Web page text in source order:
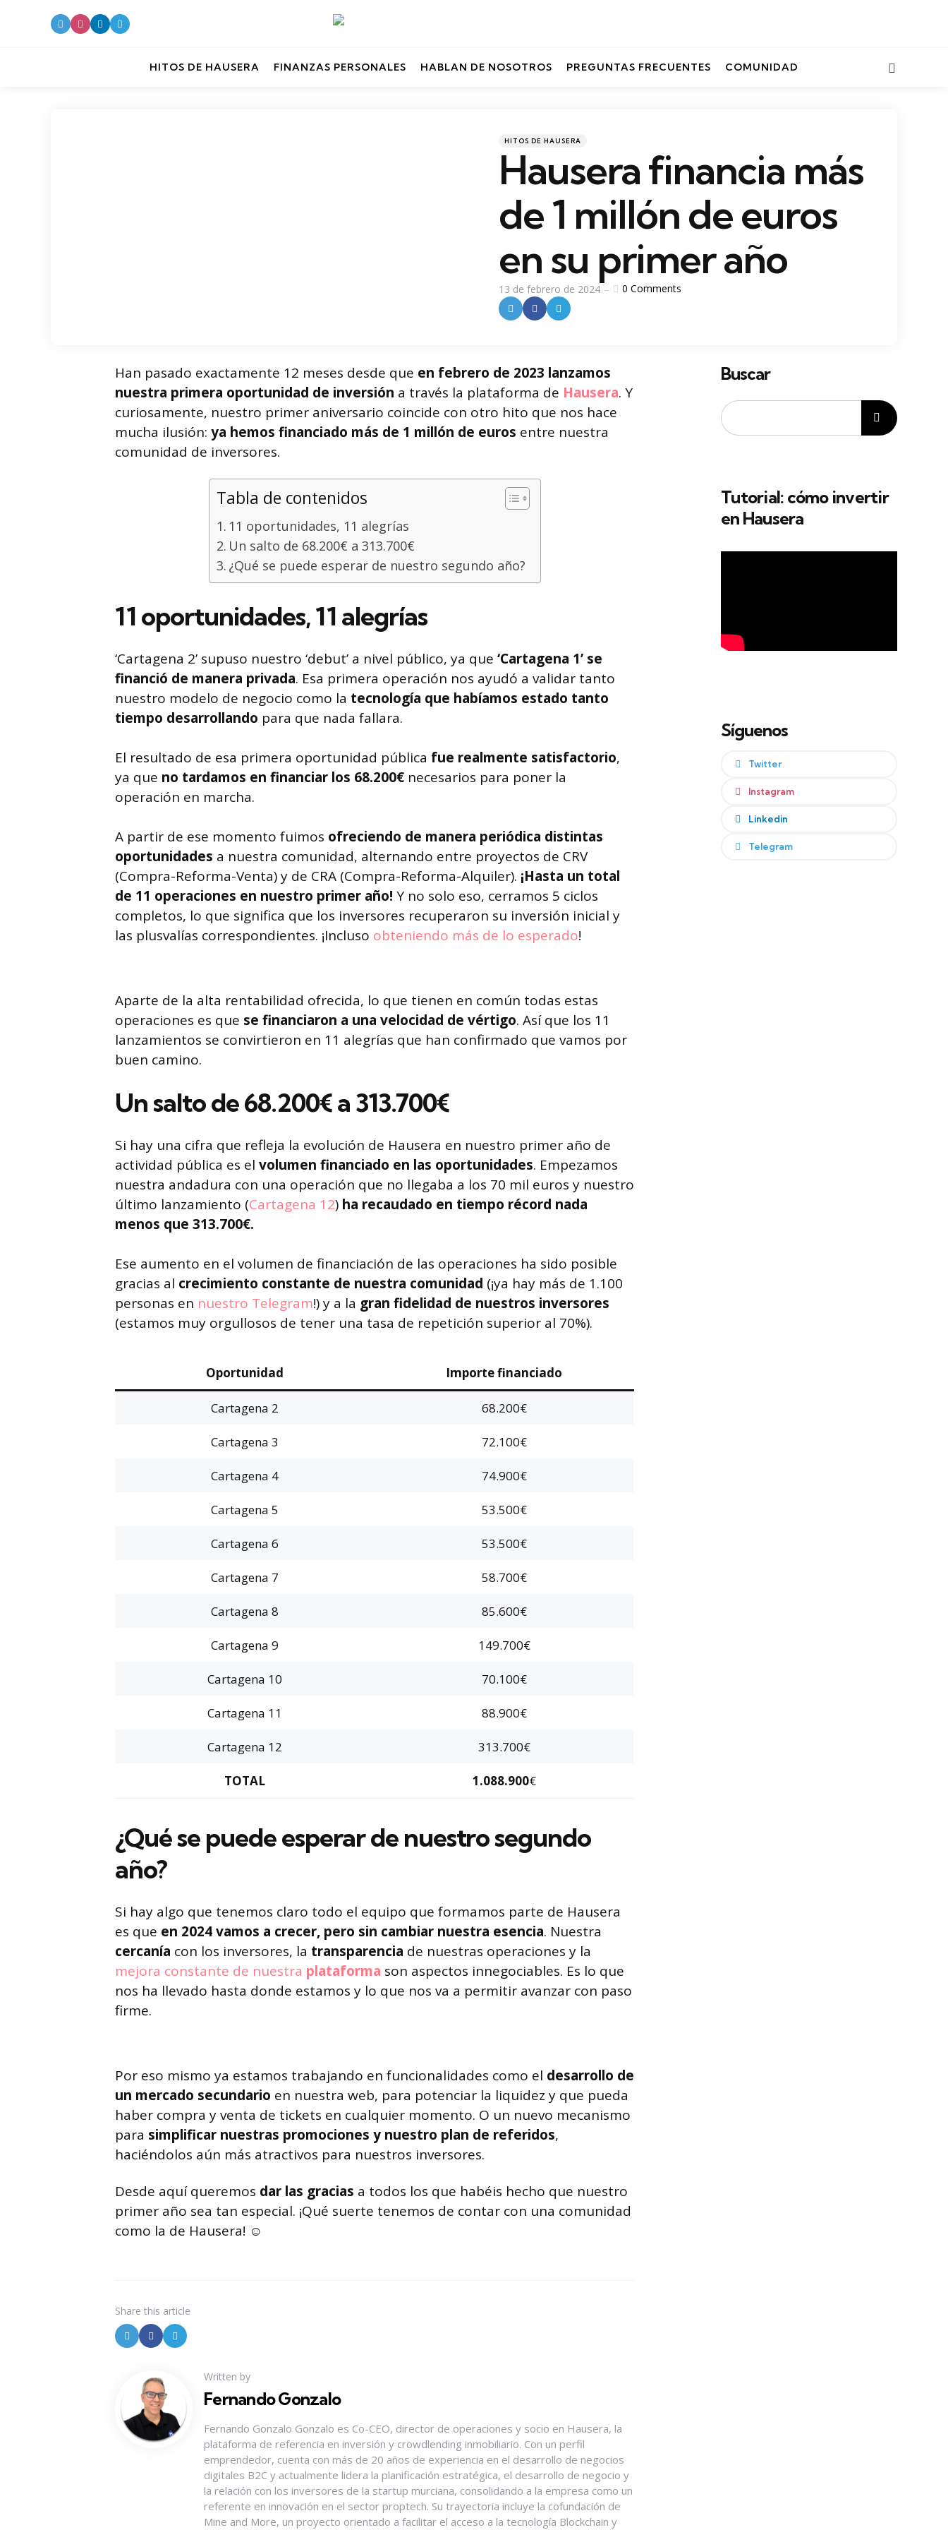
HITOS DE HAUSERA FINANZAS PERSONALES HABLAN DE NOSOTROS PREGUNTAS FRECUENTES COMUNIDAD
Categories
Posted
HITOS DE HAUSERA
Hausera financia más
de 1 millón de euros
en su primer año
13 de febrero de 2024 0 Comments
Han pasado exactamente 12 meses desde que en febrero de 2023 lanzamos
nuestra primera oportunidad de inversión a través la plataforma de Hausera. Y
curiosamente, nuestro primer aniversario coincide con otro hito que nos hace
mucha ilusión: ya hemos financiado más de 1 millón de euros entre nuestra
comunidad de inversores.
Tabla de contenidos
11 oportunidades, 11 alegrías
Un salto de 68.200€ a 313.700€
¿Qué se puede esperar de nuestro segundo año?
11 oportunidades, 11 alegrías
‘Cartagena 2’ supuso nuestro ‘debut’ a nivel público, ya que ‘Cartagena 1’ se
financió de manera privada. Esa primera operación nos ayudó a validar tanto
nuestro modelo de negocio como la tecnología que habíamos estado tanto
tiempo desarrollando para que nada fallara.
El resultado de esa primera oportunidad pública fue realmente satisfactorio,
ya que no tardamos en financiar los 68.200€ necesarios para poner la
operación en marcha.
A partir de ese momento fuimos ofreciendo de manera periódica distintas
oportunidades a nuestra comunidad, alternando entre proyectos de CRV
(Compra-Reforma-Venta) y de CRA (Compra-Reforma-Alquiler). ¡Hasta un total
de 11 operaciones en nuestro primer año! Y no solo eso, cerramos 5 ciclos
completos, lo que significa que los inversores recuperaron su inversión inicial y
las plusvalías correspondientes. ¡Incluso obteniendo más de lo esperado!
Aparte de la alta rentabilidad ofrecida, lo que tienen en común todas estas
operaciones es que se financiaron a una velocidad de vértigo. Así que los 11
lanzamientos se convirtieron en 11 alegrías que han confirmado que vamos por
buen camino.
Un salto de 68.200€ a 313.700€
Si hay una cifra que refleja la evolución de Hausera en nuestro primer año de
actividad pública es el volumen financiado en las oportunidades. Empezamos
nuestra andadura con una operación que no llegaba a los 70 mil euros y nuestro
último lanzamiento (Cartagena 12) ha recaudado en tiempo récord nada
menos que 313.700€.
Ese aumento en el volumen de financiación de las operaciones ha sido posible
gracias al crecimiento constante de nuestra comunidad (¡ya hay más de 1.100
personas en nuestro Telegram!) y a la gran fidelidad de nuestros inversores
(estamos muy orgullosos de tener una tasa de repetición superior al 70%).
Oportunidad Importe financiado
Cartagena 2 68.200€
Cartagena 3 72.100€
Cartagena 4 74.900€
Cartagena 5 53.500€
Cartagena 6 53.500€
Cartagena 7 58.700€
Cartagena 8 85.600€
Cartagena 9 149.700€
Cartagena 10 70.100€
Cartagena 11 88.900€
Cartagena 12 313.700€
TOTAL 1.088.900€
¿Qué se puede esperar de nuestro segundo
año?
Si hay algo que tenemos claro todo el equipo que formamos parte de Hausera
es que en 2024 vamos a crecer, pero sin cambiar nuestra esencia. Nuestra
cercanía con los inversores, la transparencia de nuestras operaciones y la
mejora constante de nuestra plataforma son aspectos innegociables. Es lo que
nos ha llevado hasta donde estamos y lo que nos va a permitir avanzar con paso
firme.
Por eso mismo ya estamos trabajando en funcionalidades como el desarrollo de
un mercado secundario en nuestra web, para potenciar la liquidez y que pueda
haber compra y venta de tickets en cualquier momento. O un nuevo mecanismo
para simplificar nuestras promociones y nuestro plan de referidos,
haciéndolos aún más atractivos para nuestros inversores.
Desde aquí queremos dar las gracias a todos los que habéis hecho que nuestro
primer año sea tan especial. ¡Qué suerte tenemos de contar con una comunidad
como la de Hausera! ☺️
Share this article
Written by
Fernando Gonzalo
Fernando Gonzalo Gonzalo es Co-CEO, director de operaciones y socio en Hausera, la
plataforma de referencia en inversión y crowdlending inmobiliario. Con un perfil
emprendedor, cuenta con más de 20 años de experiencia en el desarrollo de negocios
digitales B2C y actualmente lidera la planificación estratégica, el desarrollo de negocio y
la relación con los inversores de la startup murciana, consolidando a la empresa como un
referente en innovación en el sector proptech. Su trayectoria incluye la cofundación de
Mine and More, un proyecto orientado a facilitar el acceso a la tecnología Blockchain y
Buscar
Tutorial: cómo invertir
en Hausera
Síguenos
Twitter
Instagram
Linkedin
Telegram